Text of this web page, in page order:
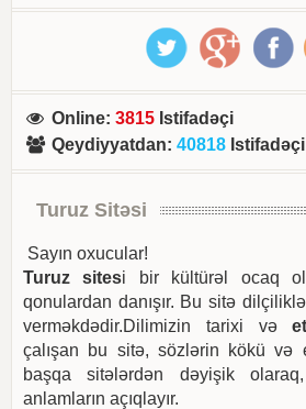
Online:3815 Istifadəçi
Qeydiyyatdan:40818 Istifadəçi
Turuz Sitəsi
Sayın oxucular!
Turuz sitesi bir kültürəl ocaq
qonulardan danışır. Bu sitə
verməkdədir.Dilimizin tarixi və
çalışan bu sitə, sözlərin kökü və
başqa sitələrdən dəyişik
anlamların açıqlayır.